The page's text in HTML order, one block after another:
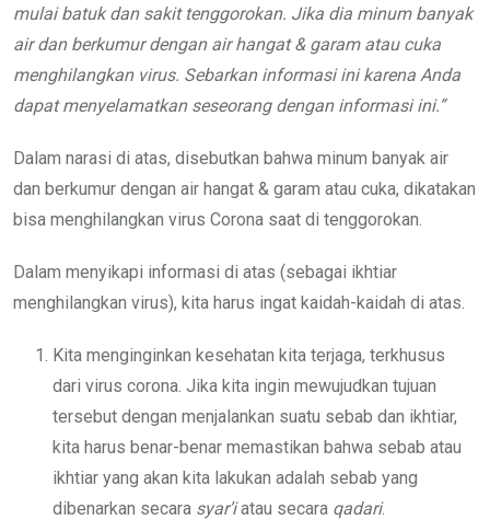
mulai batuk dan sakit tenggorokan. Jika dia minum banyak
air dan berkumur dengan air hangat & garam atau cuka
menghilangkan virus. Sebarkan informasi ini karena Anda
dapat menyelamatkan seseorang dengan informasi ini.”
Dalam narasi di atas, disebutkan bahwa minum banyak air
dan berkumur dengan air hangat & garam atau cuka, dikatakan
bisa menghilangkan virus Corona saat di tenggorokan.
Dalam menyikapi informasi di atas (sebagai ikhtiar
menghilangkan virus), kita harus ingat kaidah-kaidah di atas.
Kita menginginkan kesehatan kita terjaga, terkhusus
dari virus corona. Jika kita ingin mewujudkan tujuan
tersebut dengan menjalankan suatu sebab dan ikhtiar,
kita harus benar-benar memastikan bahwa sebab atau
ikhtiar yang akan kita lakukan adalah sebab yang
dibenarkan secara syar’iatau secara qadari.